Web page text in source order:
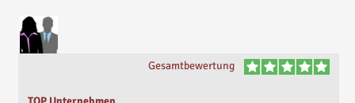
Gesamtbewertung